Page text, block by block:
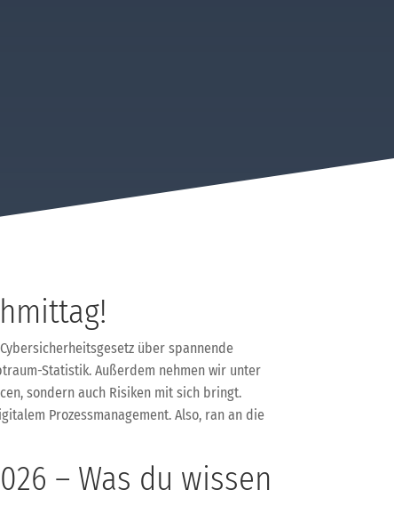
über spannende
Statistik. Außerdem nehmen wir unter
sondern auch Risiken mit sich bringt.
Prozessmanagement. Also, ran an die
– Was du wissen